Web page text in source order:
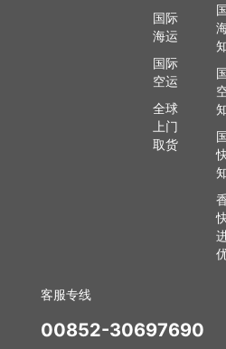
国际
海运
国际
空运
全球
上门
取货
客服专线
00852-30697690